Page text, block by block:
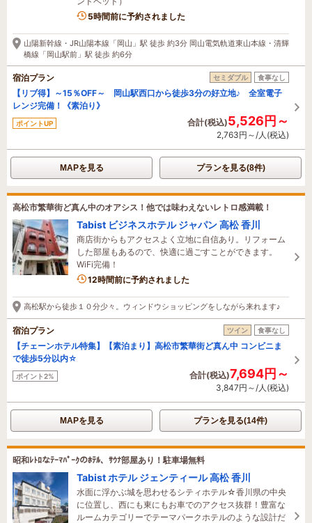
5時間前に予約されました
山陽新幹線・JR山陽本線「岡山」駅 徒歩 約3分 岡山電気軌道東山本線・清輝
橋線「岡山駅前」駅 徒歩 約6分
宿泊プラン セミダブル 食事なし
【リブ得】～15％OFF～ 岡山駅西口から徒歩3分の好立地♪ 全室電子
レンジ完備！《素泊り》
ポイントUP 合計(税込)5,526円～
2,763円～/人(税込)
MAPを見る プランを見る(8件)
高松市繁華街ど真ん中のオアシス！他では味わえないレトロ感満載！
Tabist ビジネスホテル ジャパン 高松 香川
商店街からもアクセスよく立地に自信あり。リフォーム
した部屋もあるので、快適に過ごすことができます。
WiFi完備！
12時間前に予約されました
高松駅から徒歩１０分少々。ウィンドウショッピングをしながら来れます♪
宿泊プラン ツイン 食事なし
【チェーンホテル特集】【素泊まり】高松市繁華街ど真ん中 コンビニま
で徒歩5分以内☆
ポイント2% 合計(税込)7,694円～
3,847円～/人(税込)
MAPを見る プランを見る(14件)
昭和ﾚﾄﾛなﾃｰﾏﾊﾟｰｸのﾎﾃﾙ、ｻｳﾅ部屋あり！駐車場無料
Tabist ホテル ジェンティール 高松 香川
水面に浮かぶ城を思わせるシティホテル☆香川県の中央
に位置し、西にも東にもお車でのアクセス抜群！豊富な
ルームカテゴリーでテーマパークホテルのような設計だ